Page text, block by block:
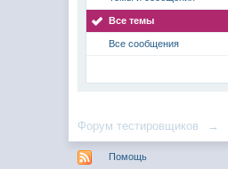
Все темы
Все сообщения
Форум тестировщиков →
Помощь